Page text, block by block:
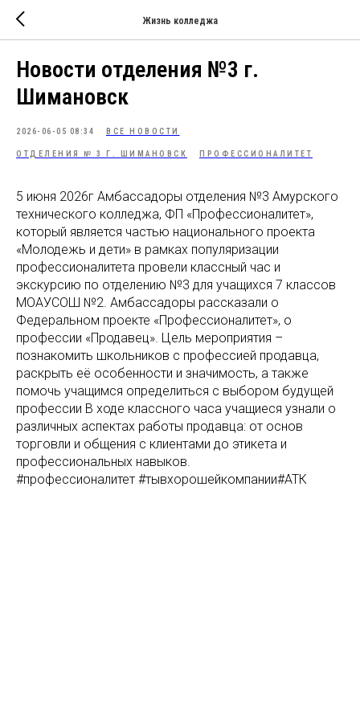
Жизнь колледжа
Новости отделения №3 г.
Шимановск
2026-06-05 08:34 ВСЕ НОВОСТИ
ОТДЕЛЕНИЯ № 3 Г. ШИМАНОВСК ПРОФЕССИОНАЛИТЕТ
5 июня 2026г Амбассадоры отделения №3 Амурского
технического колледжа, ФП «Профессионалитет»,
который является частью национального проекта
«Молодежь и дети» в рамках популяризации
профессионалитета провели классный час и
экскурсию по отделению №3 для учащихся 7 классов
МОАУСОШ №2. Амбассадоры рассказали о
Федеральном проекте «Профессионалитет», о
профессии «Продавец». Цель мероприятия –
познакомить школьников с профессией продавца,
раскрыть её особенности и значимость, а также
помочь учащимся определиться с выбором будущей
профессии В ходе классного часа учащиеся узнали о
различных аспектах работы продавца: от основ
торговли и общения с клиентами до этикета и
профессиональных навыков.
#профессионалитет #тывхорошейкомпании#АТК